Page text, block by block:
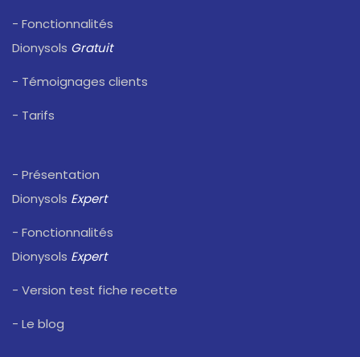
- Fonctionnalités
Dionysols Gratuit
- Témoignages clients
- Tarifs
- Présentation
Dionysols Expert
- Fonctionnalités
Dionysols Expert
- Version test fiche recette
- Le blog